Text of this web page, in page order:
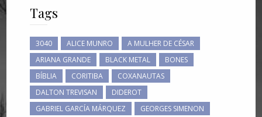
Tags
3040 ALICE MUNRO
A MULHER DE CÉSAR
ARIANA GRANDE
BLACK METAL
BONES
BÍBLIA
CORITIBA
COXANAUTAS
DALTON TREVISAN
DIDEROT
GABRIEL GARCÍA MÁRQUEZ
GEORGES SIMENON